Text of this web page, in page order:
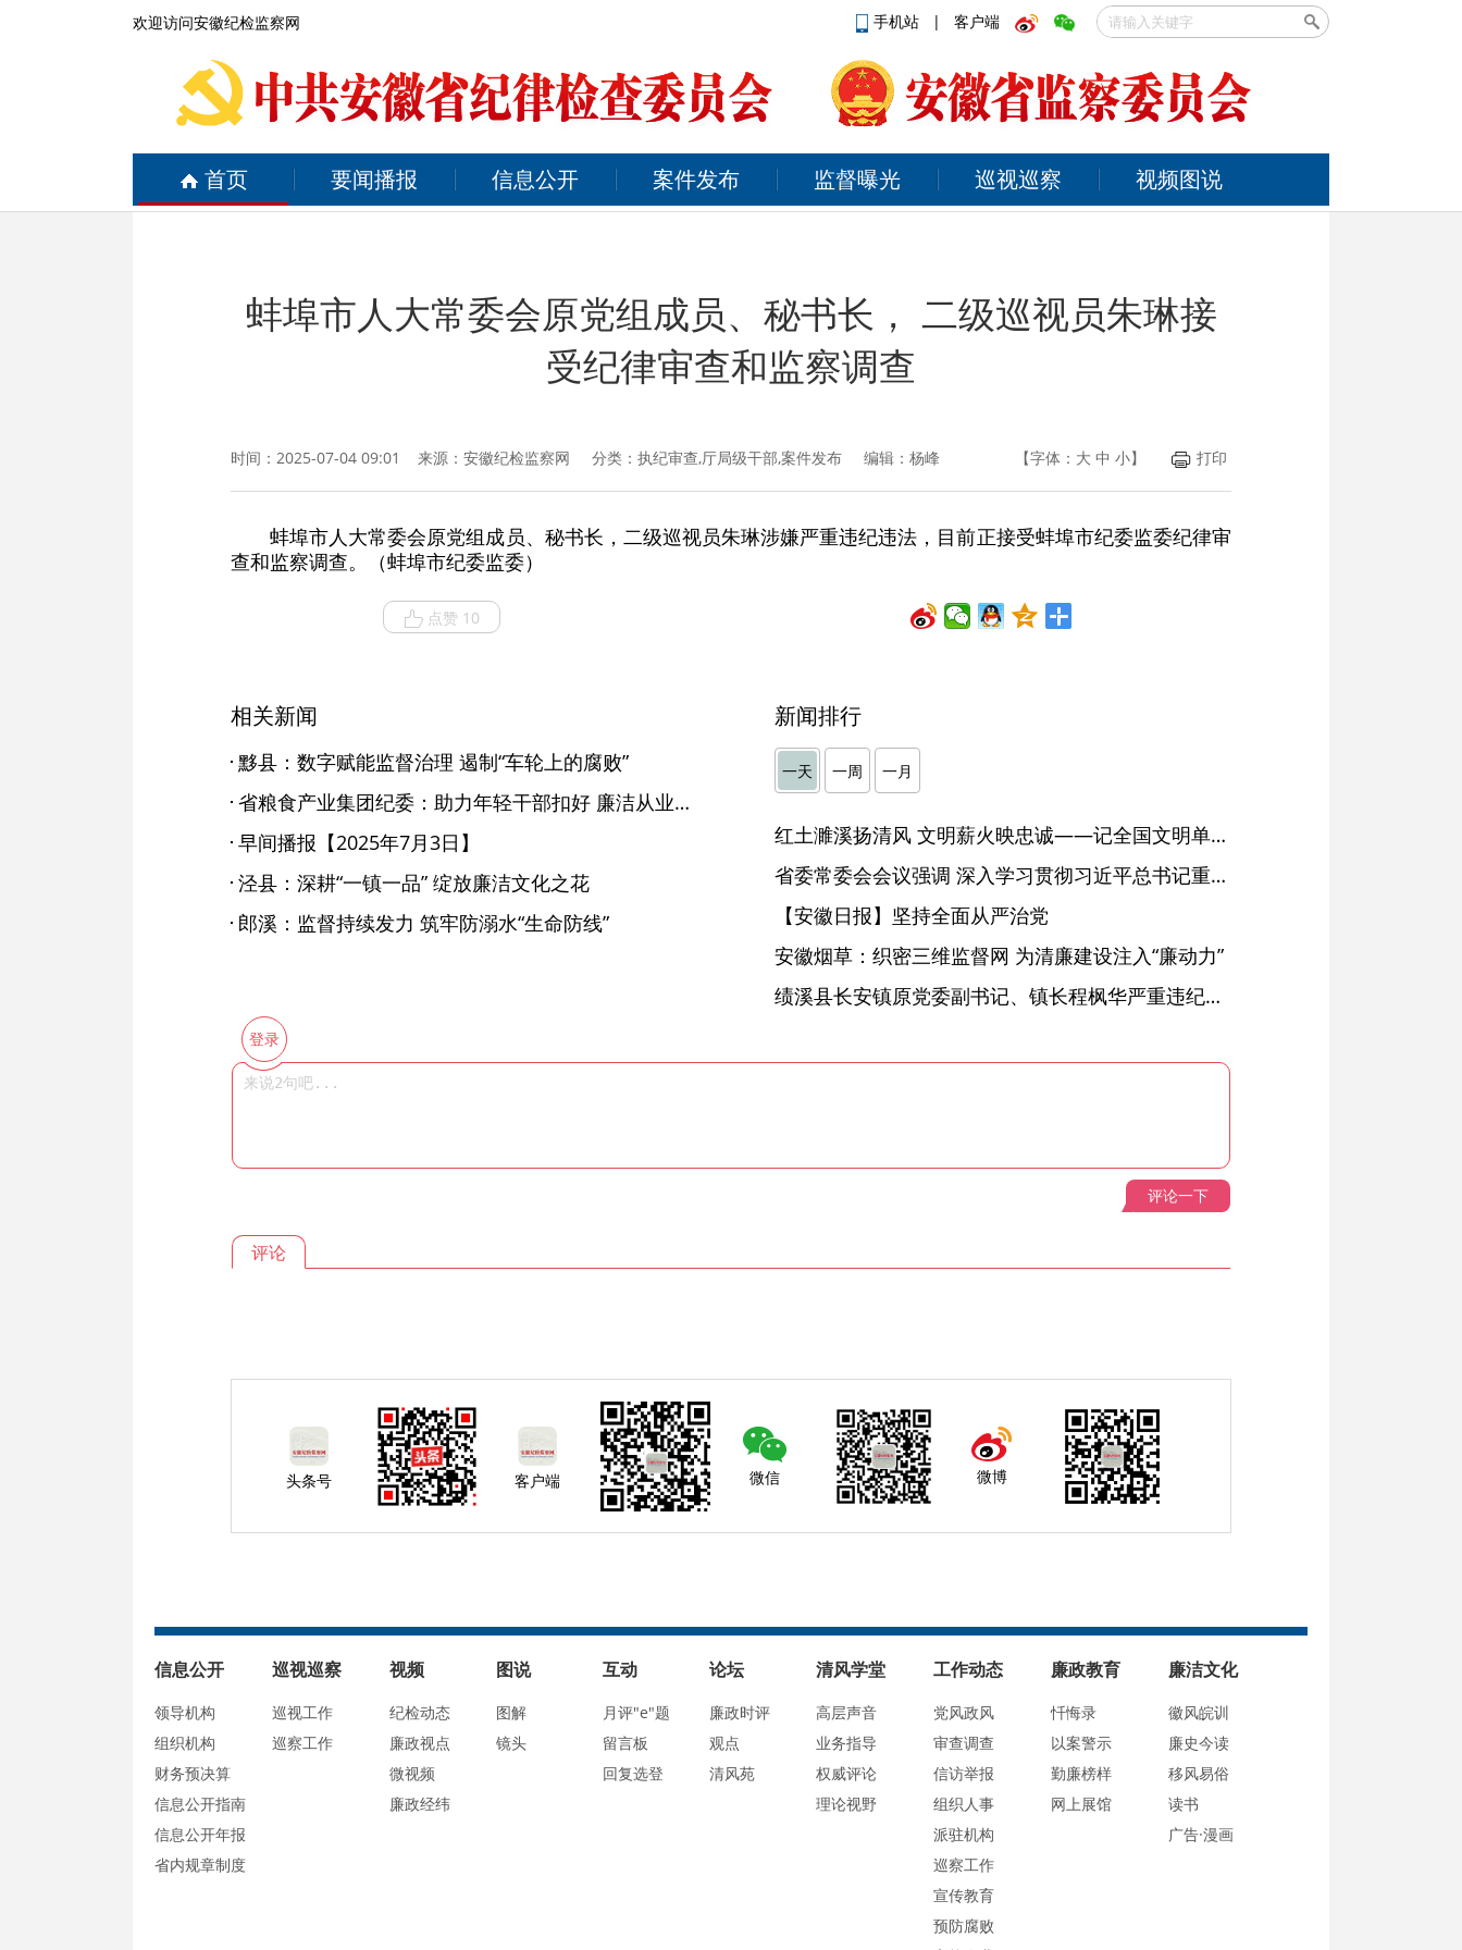
欢迎访问安徽纪检监察网 手机站 | 客户端
首页 要闻播报 信息公开 案件发布 监督曝光 巡视巡察 视频图说
蚌埠市人大常委会原党组成员、秘书长， 二级巡视员朱琳接
受纪律审查和监察调查
时间：2025-07-04 09:01 来源： 安徽纪检监察网 分类：执纪审查,厅局级干部,案件发布 编辑：杨峰 【字体： 大 中 小】 打印
蚌埠市人大常委会原党组成员、秘书长，二级巡视员朱琳涉嫌严重违纪违法，目前正接受蚌埠市纪委监委纪律审
查和监察调查。（蚌埠市纪委监委）
点赞 10
相关新闻
黟县：数字赋能监督治理 遏制“车轮上的腐败”
省粮食产业集团纪委：助力年轻干部扣好 廉洁从业“第一粒扣子”
早间播报【2025年7月3日】
泾县：深耕“一镇一品” 绽放廉洁文化之花
郎溪：监督持续发力 筑牢防溺水“生命防线”
新闻排行
一天 一周 一月
红土濉溪扬清风 文明薪火映忠诚——记全国文明单位、安徽省濉溪县纪委监委
省委常委会会议强调 深入学习贯彻习近平总书记重要讲话精神 以高质量党建引领高质量发展 梁言顺主持并讲话
【安徽日报】坚持全面从严治党
安徽烟草：织密三维监督网 为清廉建设注入“廉动力”
绩溪县长安镇原党委副书记、镇长程枫华严重违纪违法被开除党籍和公职
登录
评论一下
评论
头条号 客户端 微信 微博
信息公开
领导机构
组织机构
财务预决算
信息公开指南
信息公开年报
省内规章制度
巡视巡察
巡视工作
巡察工作
视频
纪检动态
廉政视点
微视频
廉政经纬
图说
图解
镜头
互动
月评"e"题
留言板
回复选登
论坛
廉政时评
观点
清风苑
清风学堂
高层声音
业务指导
权威评论
理论视野
工作动态
党风政风
审查调查
信访举报
组织人事
派驻机构
巡察工作
宣传教育
预防腐败
廉政教育
忏悔录
以案警示
勤廉榜样
网上展馆
廉洁文化
徽风皖训
廉史今读
移风易俗
读书
广告·漫画